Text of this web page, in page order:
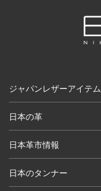
ジャパンレザーアイテム
日本の革
日本革市情報
日本のタンナー